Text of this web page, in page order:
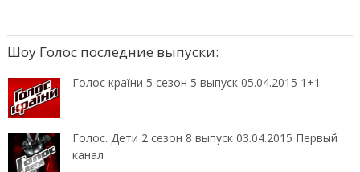
Шоу Голос последние выпуски:
Голос країни 5 сезон 5 выпуск 05.04.2015 1+1
Голос. Дети 2 сезон 8 выпуск 03.04.2015 Первый
канал